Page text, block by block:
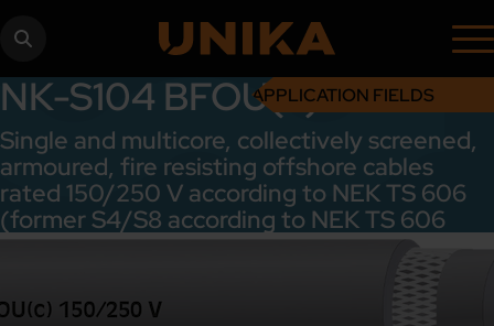
APPLICATION FIELDS
NK-S104 BFOU(c)
Single and multicore, collectively screened,
armoured, fire resisting offshore cables
rated 150/250 V according to NEK TS 606
(former S4/S8 according to NEK TS 606